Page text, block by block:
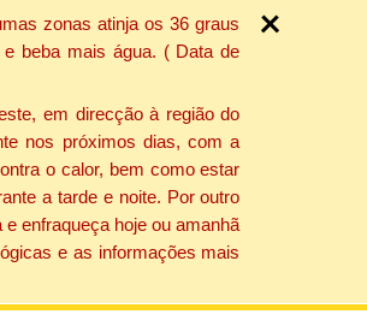
zonas atinja os 36 graus
beba mais água. ( Data de
em direcção à região do
nos próximos dias, com a
o calor, bem como estar
a tarde e noite. Por outro
enfraqueça hoje ou amanhã
e as informações mais